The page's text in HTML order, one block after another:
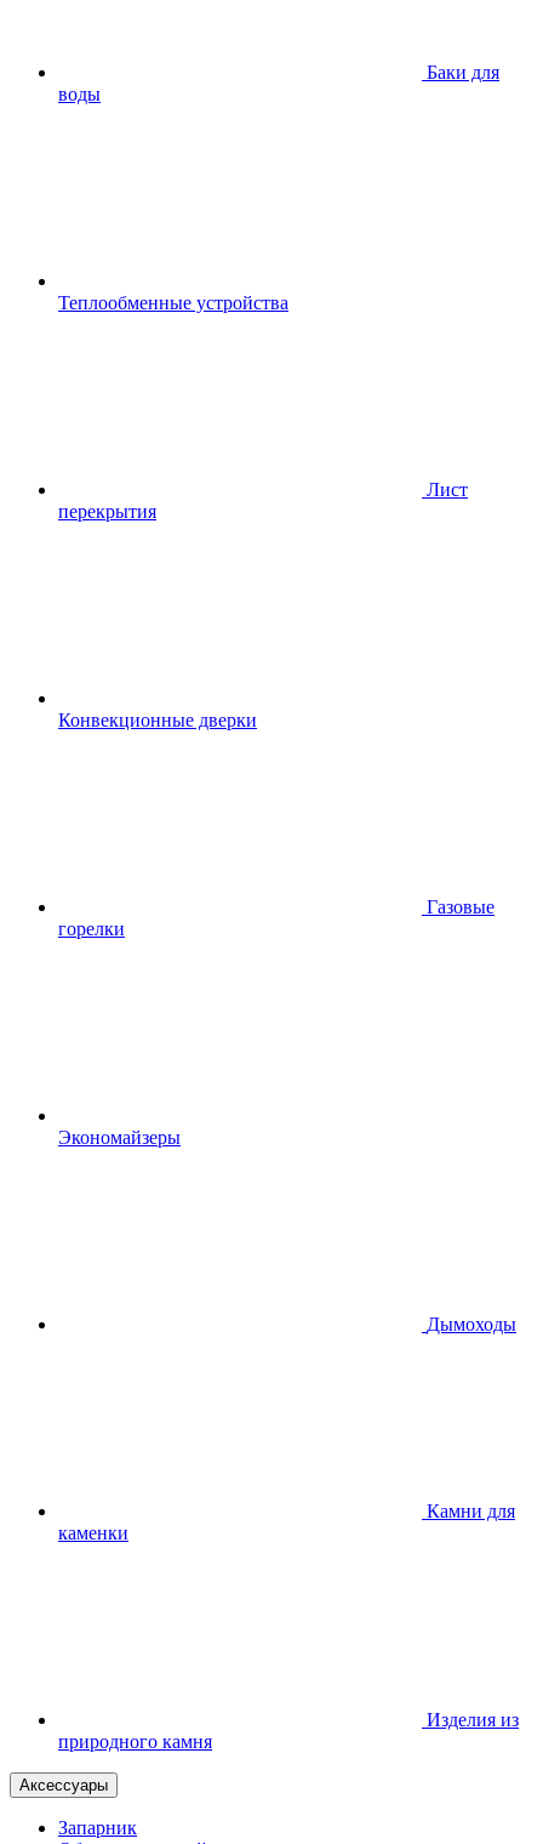
Баки для
воды
Теплообменные устройства
Лист
перекрытия
Конвекционные дверки
Газовые
горелки
Экономайзеры
Дымоходы
Камни для
каменки
Изделия из
природного камня
Аксессуары
Запарник